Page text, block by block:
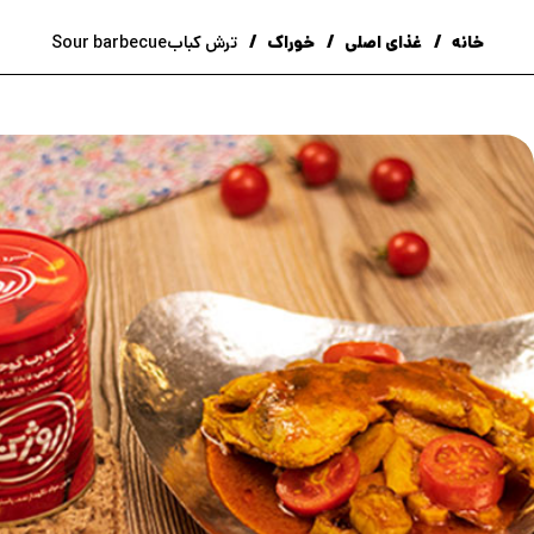
خانه غذای اصلی خوراک ترش کبابSour barbecue